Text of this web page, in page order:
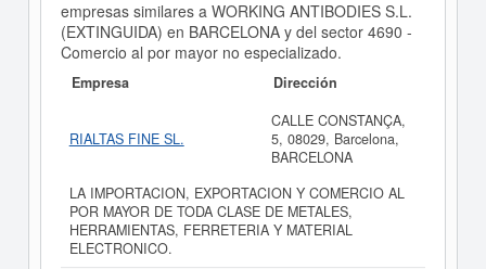
empresas similares a WORKING ANTIBODIES S.L.
(EXTINGUIDA) en BARCELONA y del sector 4690 -
Comercio al por mayor no especializado.
Empresa Dirección
RIALTAS FINE SL.
CALLE CONSTANÇA,
5, 08029, Barcelona,
BARCELONA
LA IMPORTACION, EXPORTACION Y COMERCIO AL
POR MAYOR DE TODA CLASE DE METALES,
HERRAMIENTAS, FERRETERIA Y MATERIAL
ELECTRONICO.